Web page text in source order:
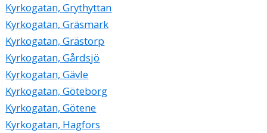
Kyrkogatan, Grythyttan
Kyrkogatan, Gräsmark
Kyrkogatan, Grästorp
Kyrkogatan, Gårdsjö
Kyrkogatan, Gävle
Kyrkogatan, Göteborg
Kyrkogatan, Götene
Kyrkogatan, Hagfors